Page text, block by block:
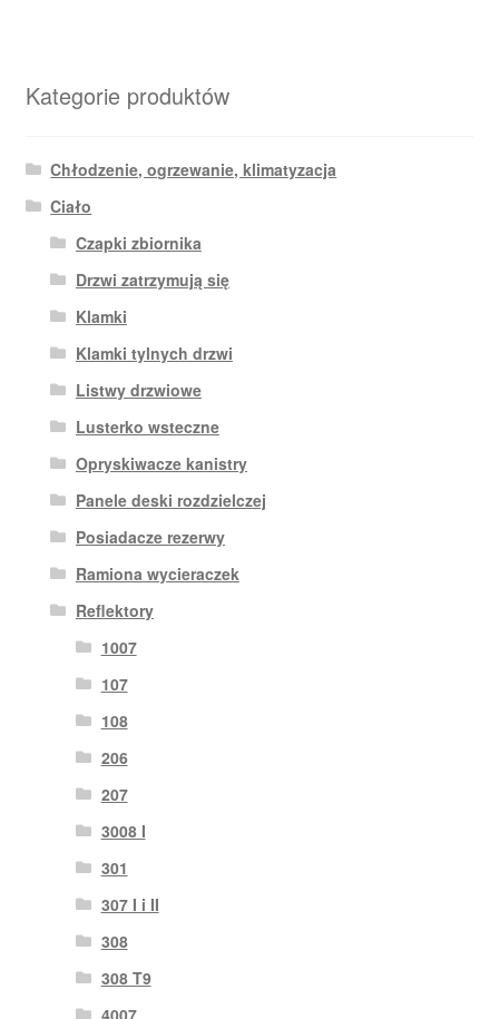
Kategorie produktów
Chłodzenie, ogrzewanie, klimatyzacja
Ciało
Czapki zbiornika
Drzwi zatrzymują się
Klamki
Klamki tylnych drzwi
Listwy drzwiowe
Lusterko wsteczne
Opryskiwacze kanistry
Panele deski rozdzielczej
Posiadacze rezerwy
Ramiona wycieraczek
Reflektory
1007
107
108
206
207
3008 I
301
307 I i II
308
308 T9
4007